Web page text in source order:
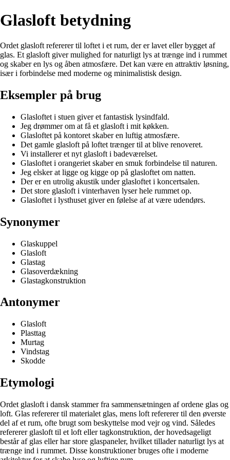
Glasloft betydning
Ordet glasloft refererer til loftet i et rum, der er lavet eller bygget af
glas. Et glasloft giver mulighed for naturligt lys at trænge ind i rummet
og skaber en lys og åben atmosfære. Det kan være en attraktiv løsning,
især i forbindelse med moderne og minimalistisk design.
Eksempler på brug
Glasloftet i stuen giver et fantastisk lysindfald.
Jeg drømmer om at få et glasloft i mit køkken.
Glasloftet på kontoret skaber en luftig atmosfære.
Det gamle glasloft på loftet trænger til at blive renoveret.
Vi installerer et nyt glasloft i badeværelset.
Glasloftet i orangeriet skaber en smuk forbindelse til naturen.
Jeg elsker at ligge og kigge op på glasloftet om natten.
Der er en utrolig akustik under glasloftet i koncertsalen.
Det store glasloft i vinterhaven lyser hele rummet op.
Glasloftet i lysthuset giver en følelse af at være udendørs.
Synonymer
Glaskuppel
Glasloft
Glastag
Glasoverdækning
Glastagkonstruktion
Antonymer
Glasloft
Plasttag
Murtag
Vindstag
Skodde
Etymologi
Ordet glasloft i dansk stammer fra sammensætningen af ordene glas og
loft. Glas refererer til materialet glas, mens loft refererer til den øverste
del af et rum, ofte brugt som beskyttelse mod vejr og vind. Således
refererer glasloft til et loft eller tagkonstruktion, der hovedsageligt
består af glas eller har store glaspaneler, hvilket tillader naturligt lys at
trænge ind i rummet. Disse konstruktioner bruges ofte i moderne